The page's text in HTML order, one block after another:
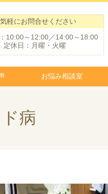
軽にお問合せください
10:00～12:00／14:00～18:00
定休日：月曜・火曜
お悩み相談室
病